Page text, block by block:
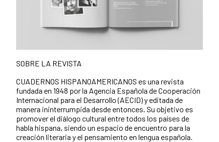
SOBRE LA REVISTA
CUADERNOS HISPANOAMERICANOS es una revista
fundada en 1948 por la Agencia Española de Cooperación
Internacional para el Desarrollo (AECID) y editada de
manera ininterrumpida desde entonces. Su objetivo es
promover el diálogo cultural entre todos los países de
habla hispana, siendo un espacio de encuentro para la
creación literaria y el pensamiento en lengua española.